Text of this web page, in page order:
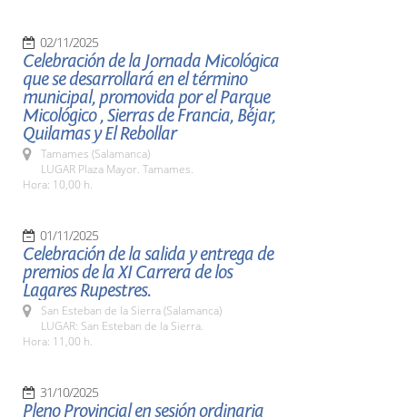
02/11/2025
Celebración de la Jornada Micológica
que se desarrollará en el término
municipal, promovida por el Parque
Micológico , Sierras de Francia, Béjar,
Quilamas y El Rebollar
Tamames (Salamanca)
LUGAR Plaza Mayor. Tamames.
Hora: 10,00 h.
01/11/2025
Celebración de la salida y entrega de
premios de la XI Carrera de los
Lagares Rupestres.
San Esteban de la Sierra (Salamanca)
LUGAR: San Esteban de la Sierra.
Hora: 11,00 h.
31/10/2025
Pleno Provincial en sesión ordinaria